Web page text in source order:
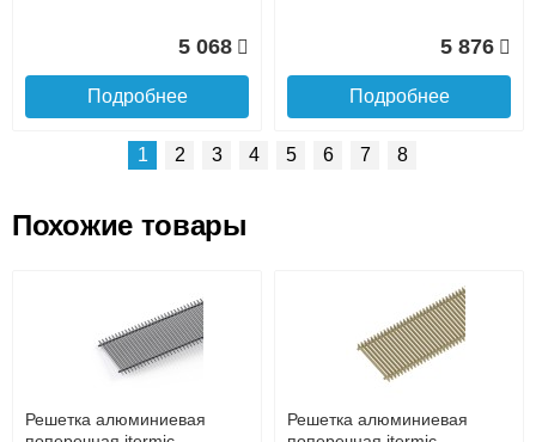
до подъезда
5 068
Подробнее
5 876
Подробнее
поперечная itermic
SGL.800.400 цвета
Решетка алюминиевая
поперечная itermic
SGL.900.160 цвета
шампань
1 2 3 4 5 6 7 8
Похожие товары
Решетка алюминиевая
Решетка алюминиевая